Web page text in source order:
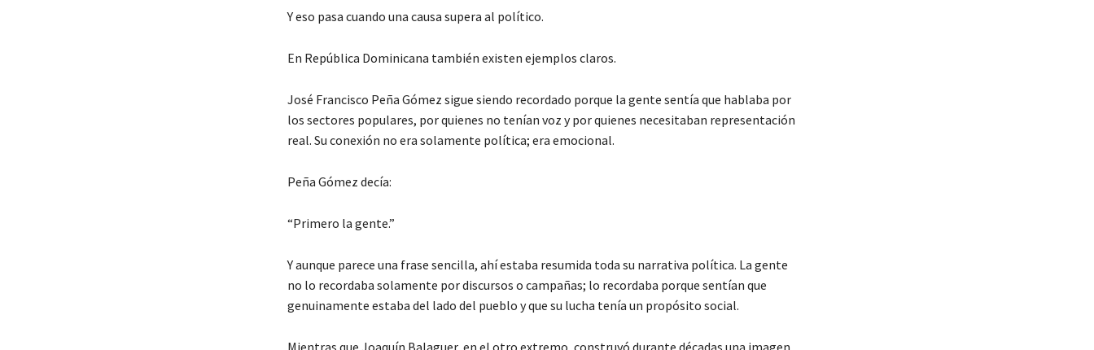
Y eso pasa cuando una causa supera al político.
En República Dominicana también existen ejemplos claros.
José Francisco Peña Gómez sigue siendo recordado porque la gente sentía que hablaba por
los sectores populares, por quienes no tenían voz y por quienes necesitaban representación
real. Su conexión no era solamente política; era emocional.
Peña Gómez decía:
“Primero la gente.”
Y aunque parece una frase sencilla, ahí estaba resumida toda su narrativa política. La gente
no lo recordaba solamente por discursos o campañas; lo recordaba porque sentían que
genuinamente estaba del lado del pueblo y que su lucha tenía un propósito social.
Mientras que Joaquín Balaguer, en el otro extremo, construyó durante décadas una imagen